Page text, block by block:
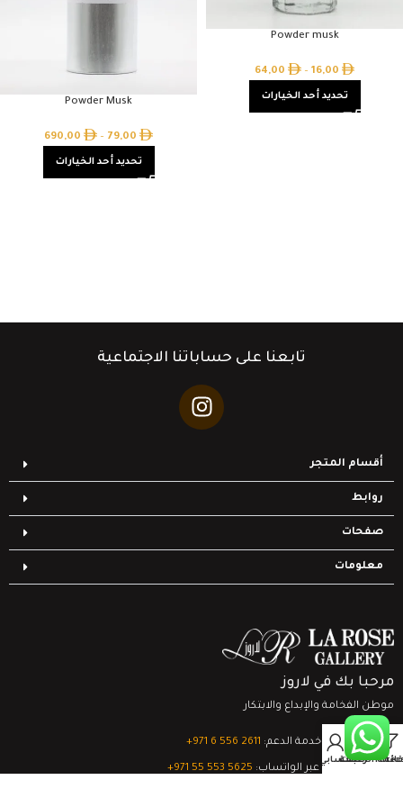
Powder musk
16,00
–
64,00
تحديد أحد الخيارات Powder Musk
79,00
–
690,00
تحديد أحد الخيارات
تابعنا على حساباتنا الاجتماعية
أقسام المتجر
روابط
صفحات
معلومات
مرحبا بك في لاروز
موطن الفخامة والإبداع والابتكار
تواصل مع خدمة الدعم: ‎+971 6 556 2611
الدعم الفني عبر الواتساب: ‎+971 55 553 5625
قائمة الرغبات
0
السلةحسابي